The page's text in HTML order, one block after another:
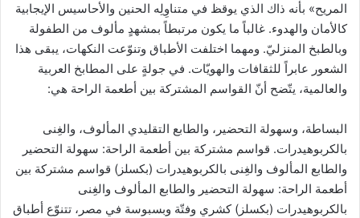
المريح» بأنه ذاك الذي يوقظ في متناوِلِه الحنين والأحاسيس الإيجابية
كالأمان والهدوء. غالباً ما يكون مرتبطاً بمشهدٍ مألوف من الطفولة
وبالطبخ المنزليّ. ومهما اختلفت الأطباق وتنوّعت النكهات، يبقى هذا
الشعور عابراً للثقافات والهويّات. في جولةٍ على المطابخ العربية
والعالمية، يتّضح أنّ القواسم المشتركة بين أطعمة الراحة هي:
البساطة، وسهولة التحضير، والطابع التقليدي المألوف، والغِنى
بالكربوهيدرات. قواسم مشتركة بين أطعمة الراحة: سهولة التحضير
والطابع المألوف والغِنى بالكربوهيدرات (بكسلز) قواسم مشتركة بين
أطعمة الراحة: سهولة التحضير والطابع المألوف والغِنى
بالكربوهيدرات (بكسلز) كشري وفتّة وبسبوسة في مصر، تتنوّع أطباق